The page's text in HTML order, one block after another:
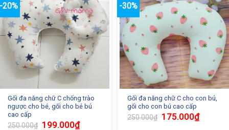
-20%
Gối đa năng chữ C chống trào
ngược cho bé, gối cho bé bú
cao cấp
250.000₫ 199.000₫
-30%
Gối đa năng chữ C cho con bú,
gối cho con bú cao cấp
250.000₫ 175.000₫